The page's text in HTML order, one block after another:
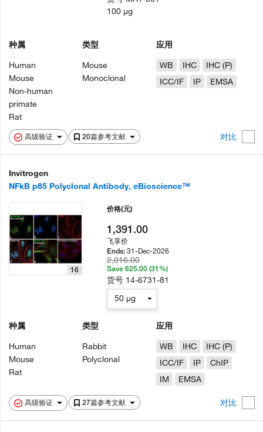
高级验证 20篇参考文献 对比
种属
Human
Mouse
Non-human
primate
Rat
类型
Mouse
Monoclonal
应用
WB
IHC
IHC (P)
ICC/IF
IP EMSA
100 µg
Invitrogen
NFkB p65 Polyclonal Antibody, eBioscience™
高级验证 27篇参考文献 对比
16
种属
Human
Mouse
Rat
类型
Rabbit
Polyclonal
应用
WB
IHC
IHC (P)
ICC/IF
IP
ChIP
IM
EMSA
价格(元)
1,391.00
飞享价
Ends:31-Dec-2026
2,016.00
Save 625.00 (31%)
货号 14-6731-81
50 µg